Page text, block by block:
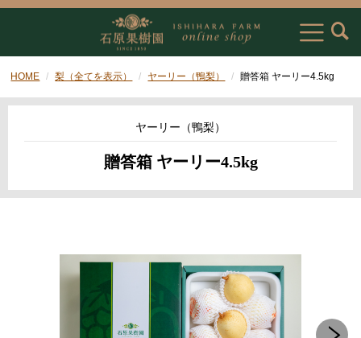
HOME 梨（全てを表示） ヤーリー（鴨梨） 贈答箱 ヤーリー4.5kg
ヤーリー（鴨梨）
贈答箱 ヤーリー4.5kg